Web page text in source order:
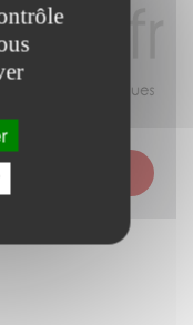
SAINT-BRIEUC -